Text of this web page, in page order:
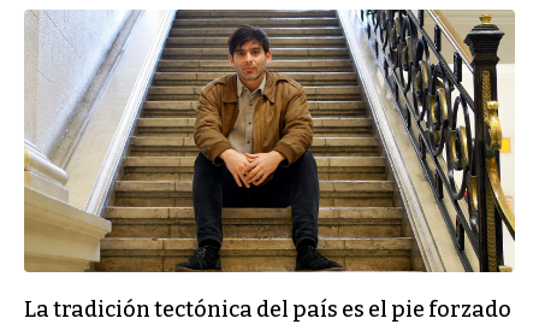
La tradición tectónica del país es el pie forzado